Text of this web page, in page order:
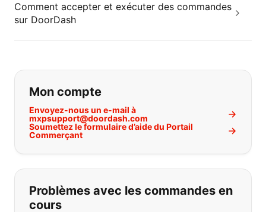
Comment accepter et exécuter des commandes
sur DoorDash
Si vous ne trouvez pas ce que vous
Mon compte
Envoyez-nous un e-mail à
mxpsupport@doordash.com
Soumettez le formulaire d’aide du Portail
Commerçant
Problèmes avec les commandes en
cours